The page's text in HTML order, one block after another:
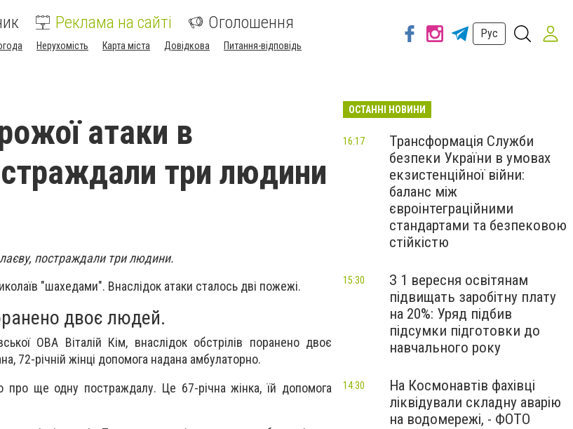
Реклама на сайті Оголошення
Нерухомість Карта міста Довідкова Питання-відповідь
Рус
атаки в
три людини
постраждали три людини.
"шахедами". Внаслідок атаки сталось дві пожежі.
двоє людей.
ОВА Віталій Кім, внаслідок обстрілів поранено двоє
72-річній жінці допомога надана амбулаторно.
про ще одну постраждалу. Це 67-річна жінка, їй допомога
ОСТАННІ НОВИНИ
Трансформація Служби
безпеки України в умовах
екзистенційної війни:
баланс між
євроінтеграційними
стандартами та безпековою
стійкістю
16:17
З 1 вересня освітянам
підвищать заробітну плату
на 20%: Уряд підбив
підсумки підготовки до
навчального року
15:30
На Космонавтів фахівці
ліквідували складну аварію
на водомережі, - ФОТО
14:30